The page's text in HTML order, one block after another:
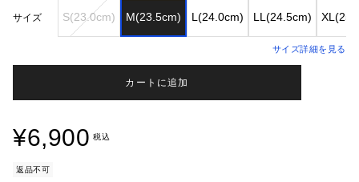
サイズ S(23.0cm) M(23.5cm) L(24.0cm) LL(24.5cm)
サイズ詳細を見る
カートに追加
¥6,900 税込
返品不可